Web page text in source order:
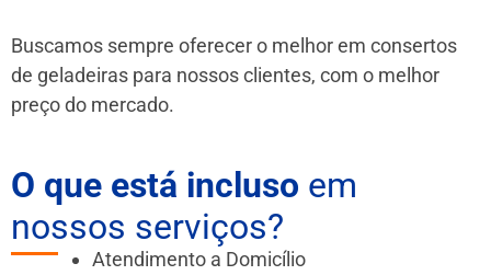
Buscamos sempre oferecer o melhor em consertos
de geladeiras para nossos clientes, com o melhor
preço do mercado.
O que está incluso em
nossos serviços?
Atendimento a Domicílio